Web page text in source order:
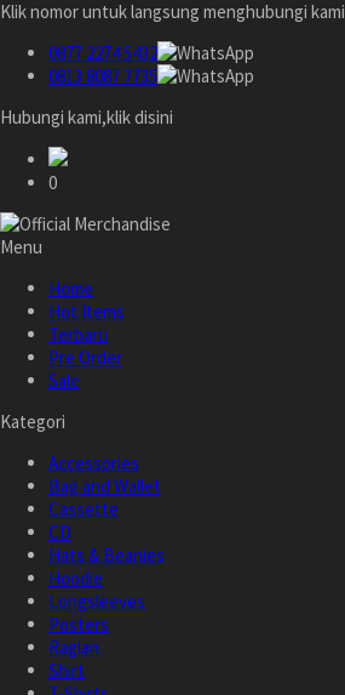
Klik nomor untuk langsung menghubungi kami
0877 2274 5432
0813 8087 7735
Hubungi kami,klik disini
0
Menu
Home
Hot Items
Terbaru
Pre Order
Sale
Kategori
Accessories
Bag and Wallet
Cassette
CD
Hats & Beanies
Hoodie
Longsleeves
Posters
Raglan
Shirt